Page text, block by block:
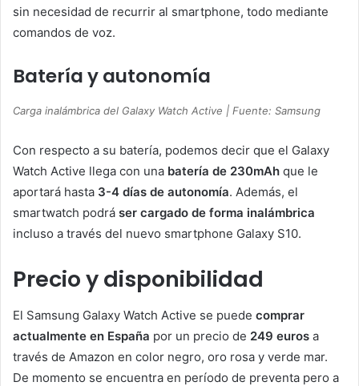
sin necesidad de recurrir al smartphone, todo mediante
comandos de voz.
Batería y autonomía
Carga inalámbrica del Galaxy Watch Active | Fuente: Samsung
Con respecto a su batería, podemos decir que el Galaxy
Watch Active llega con una batería de 230mAh que le
aportará hasta 3-4 días de autonomía. Además, el
smartwatch podrá ser cargado de forma inalámbrica
incluso a través del nuevo smartphone Galaxy S10.
Precio y disponibilidad
El Samsung Galaxy Watch Active se puede comprar
actualmente en España por un precio de 249 euros a
través de Amazon en color negro, oro rosa y verde mar.
De momento se encuentra en período de preventa pero a